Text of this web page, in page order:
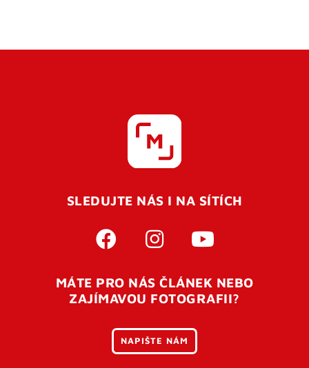
SLEDUJTE NÁS I NA SÍTÍCH
MÁTE PRO NÁS ČLÁNEK NEBO
ZAJÍMAVOU FOTOGRAFII?
NAPIŠTE NÁM